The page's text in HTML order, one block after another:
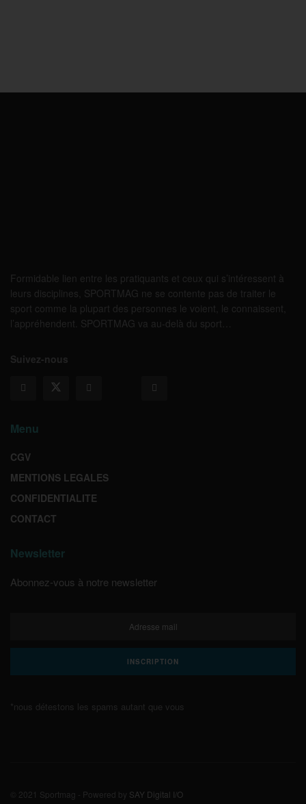
Formidable lien entre les pratiquants et ceux qui s’intéressent à
leurs disciplines, SPORTMAG ne se contente pas de traiter le
sport comme la plupart des personnes le voient, le connaissent,
l’appréhendent. SPORTMAG va au-delà du sport…
Suivez-nous
Menu
CGV
MENTIONS LEGALES
CONFIDENTIALITE
CONTACT
Newsletter
Abonnez-vous à notre newsletter
*nous détestons les spams autant que vous
© 2021 Sportmag - Powered by SAY Digital I/O